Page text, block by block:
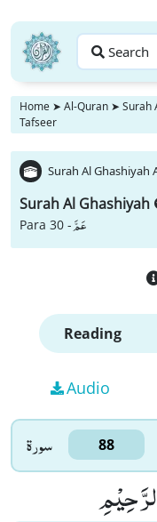
Search
Home ➤ Al-Quran ➤ Surah
Tafseer
Surah Al Ghashiyah
Surah Al Ghashiyah
Para 30 -عَمَّ
Reading
Audio
سورۃ 88